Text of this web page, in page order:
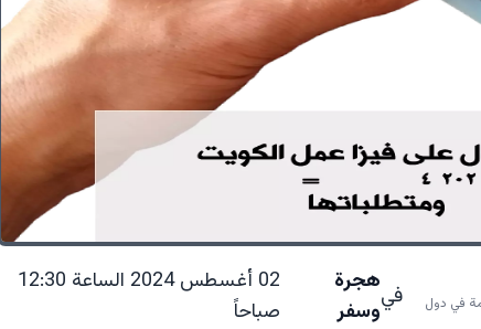
في دول
فيهجرة
وسفر
02 أغسطس 2024 الساعة 12:30
صباحاً